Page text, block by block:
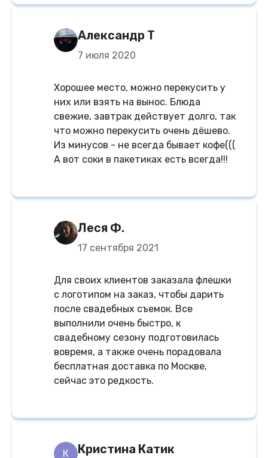
Александр Т
7 июля 2020
Хорошее место, можно перекусить у
них или взять на вынос. Блюда
свежие, завтрак действует долго, так
что можно перекусить очень дёшево.
Из минусов - не всегда бывает кофе(((
А вот соки в пакетиках есть всегда!!!
Леся Ф.
17 сентября 2021
Для своих клиентов заказала флешки
с логотипом на заказ, чтобы дарить
после свадебных съемок. Все
выполнили очень быстро, к
свадебному сезону подготовилась
вовремя, а также очень порадовала
бесплатная доставка по Москве,
сейчас это редкость.
К Кристина Катик